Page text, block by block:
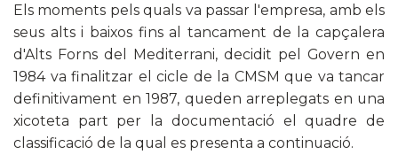
Els moments pels quals va passar l'empresa, amb els
seus alts i baixos fins al tancament de la capçalera
d'Alts Forns del Mediterrani, decidit pel Govern en
1984 va finalitzar el cicle de la CMSM que va tancar
definitivament en 1987, queden arreplegats en una
xicoteta part per la documentació el quadre de
classificació de la qual es presenta a continuació.